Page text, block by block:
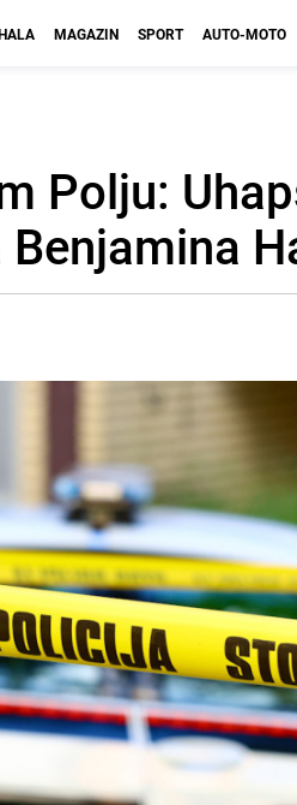
MAGAZIN SPORT AUTO-MOTO
Polju: